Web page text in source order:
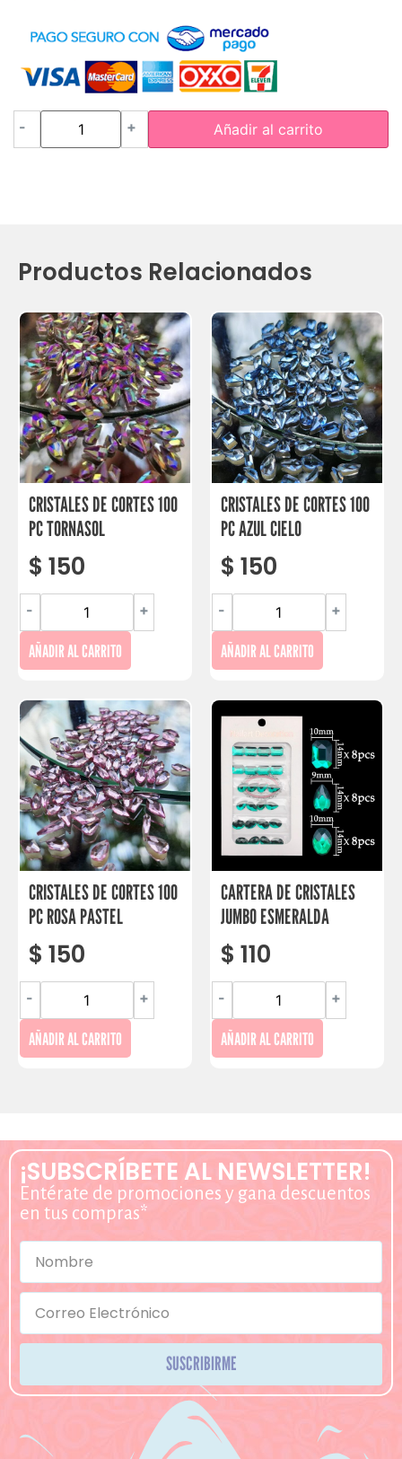
- + Añadir al carrito
Productos Relacionados
CRISTALES DE CORTES 100
PC TORNASOL
$ 150
- +
AÑADIR AL CARRITO
CRISTALES DE CORTES 100
PC AZUL CIELO
$ 150
- +
AÑADIR AL CARRITO
CRISTALES DE CORTES 100
PC ROSA PASTEL
$ 150
- +
AÑADIR AL CARRITO
CARTERA DE CRISTALES
JUMBO ESMERALDA
$ 110
- +
AÑADIR AL CARRITO
¡SUBSCRÍBETE AL NEWSLETTER!
Entérate de promociones y gana descuentos
en tus compras*
SUSCRIBIRME